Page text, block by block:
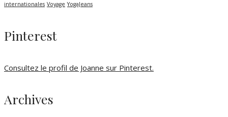
internationales Voyage YogaJeans
Pinterest
Consultez le profil de Joanne sur Pinterest.
Archives